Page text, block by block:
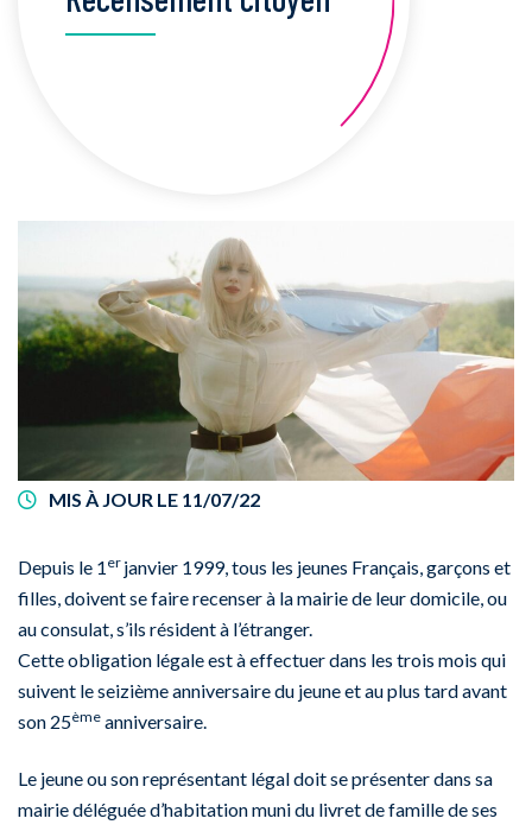
MIS À JOUR LE 11/07/22
Depuis le 1 er janvier 1999, tous les jeunes Français, garçons et
filles, doivent se faire recenser à la mairie de leur domicile, ou
au consulat, s’ils résident à l’étranger.
Cette obligation légale est à effectuer dans les trois mois qui
suivent le seizième anniversaire du jeune et au plus tard avant
son 25ème anniversaire.
Le jeune ou son représentant légal doit se présenter dans sa
mairie déléguée d’habitation muni du livret de famille de ses